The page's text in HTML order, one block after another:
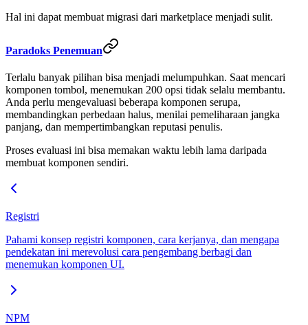
Hal ini dapat membuat migrasi dari marketplace menjadi sulit.
Paradoks Penemuan
Terlalu banyak pilihan bisa menjadi melumpuhkan. Saat mencari
komponen tombol, menemukan 200 opsi tidak selalu membantu.
Anda perlu mengevaluasi beberapa komponen serupa,
membandingkan perbedaan halus, menilai pemeliharaan jangka
panjang, dan mempertimbangkan reputasi penulis.
Proses evaluasi ini bisa memakan waktu lebih lama daripada
membuat komponen sendiri.
Registri
Pahami konsep registri komponen, cara kerjanya, dan mengapa
pendekatan ini merevolusi cara pengembang berbagi dan
menemukan komponen UI.
NPM